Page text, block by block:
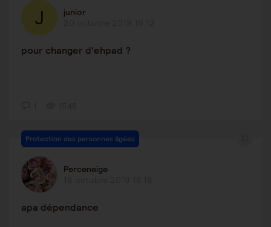
junior
pour changer d'ehpad ?
Protection des personnes âgées
Perceneige
apa dépendance